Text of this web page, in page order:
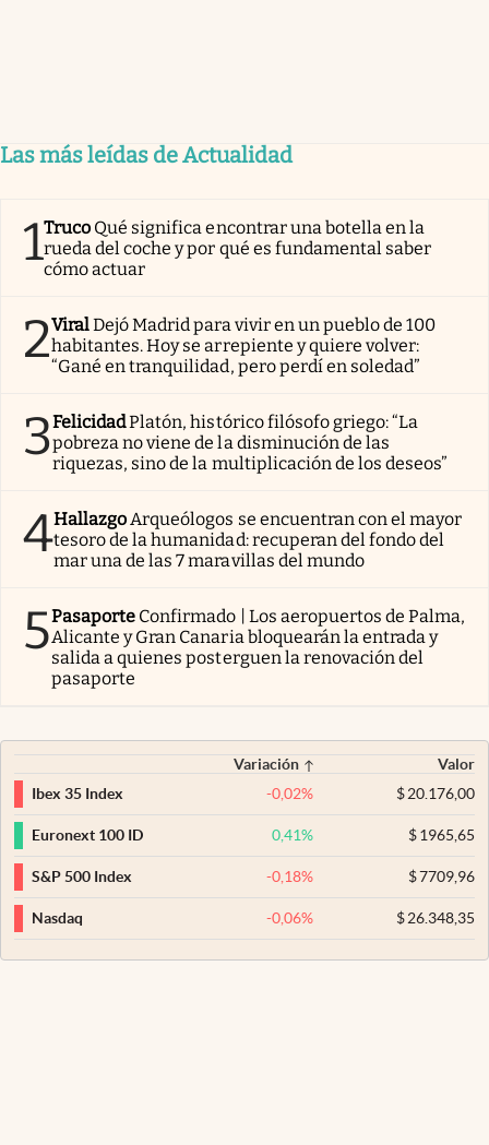
Las más leídas de Actualidad
1Truco Qué significa encontrar una botella en la
rueda del coche y por qué es fundamental saber
cómo actuar
2ViralDejó Madrid para vivir en un pueblo de 100
habitantes. Hoy se arrepiente y quiere volver:
“Gané en tranquilidad, pero perdí en soledad”
3FelicidadPlatón, histórico filósofo griego: “La
pobreza no viene de la disminución de las
riquezas, sino de la multiplicación de los deseos”
4Hallazgo Arqueólogos se encuentran con el mayor
tesoro de la humanidad: recuperan del fondo del
mar una de las 7 maravillas del mundo
5Pasaporte Confirmado | Los aeropuertos de Palma,
Alicante y Gran Canaria bloquearán la entrada y
salida a quienes posterguen la renovación del
pasaporte
Variación
Valor
Ibex 35 Index
-0,02% $20.176,00
Euronext 100 ID 0,41% $1965,65
S&P 500 Index -0,18% $7709,96
Nasdaq -0,06% $26.348,35